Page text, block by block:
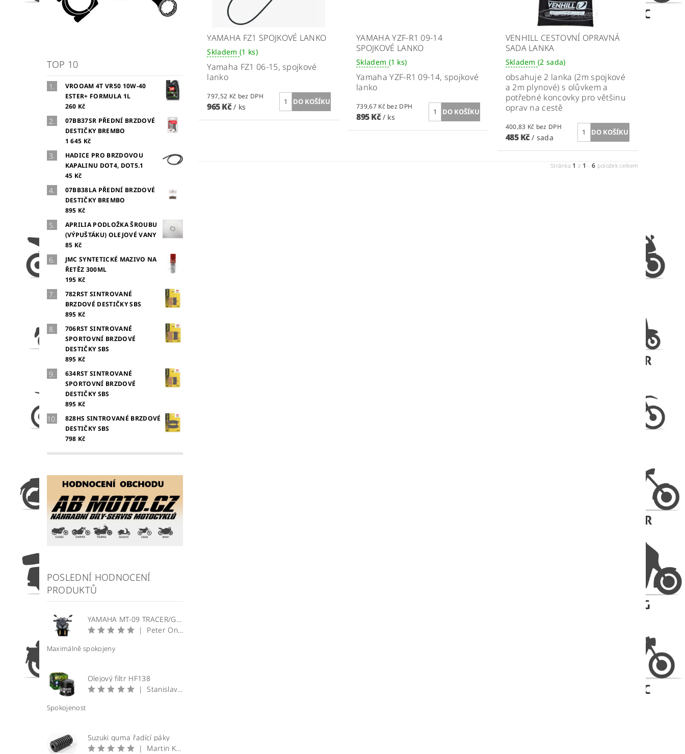
TOP 10
VROOAM 4T VR50 10W-40
ESTER+ FORMULA 1L
260 Kč
07BB37SR PŘEDNÍ BRZDOVÉ
DESTIČKY BREMBO
1 645 Kč
HADICE PRO BRZDOVOU
KAPALINU DOT4, DOT5.1
45 Kč
07BB38LA PŘEDNÍ BRZDOVÉ
DESTIČKY BREMBO
895 Kč
APRILIA PODLOŽKA ŠROUBU
(VÝPUŠTÁKU) OLEJOVÉ VANY
85 Kč
JMC SYNTETICKÉ MAZIVO NA
ŘETĚZ 300ML
195 Kč
782RST SINTROVANÉ
BRZDOVÉ DESTIČKY SBS
895 Kč
706RST SINTROVANÉ
SPORTOVNÍ BRZDOVÉ
DESTIČKY SBS
895 Kč
634RST SINTROVANÉ
SPORTOVNÍ BRZDOVÉ
DESTIČKY SBS
895 Kč
828HS SINTROVANÉ BRZDOVÉ
DESTIČKY SBS
798 Kč
POSLEDNÍ HODNOCENÍ
PRODUKTŮ
YAMAHA MT-09 TRACER/GT plexi štít WRS Sport
|
Peter Onuščák
Maximálně spokojeny
Olejový filtr HF138
|
Stanislav Prečan
Spokojenost
Suzuki guma řadící páky
|
Martin Krátký
YAMAHA FZ1 SPOJKOVÉ LANKO
Skladem (1 ks)
Yamaha FZ1 06-15, spojkové
lanko
797,52 Kč bez DPH
965 Kč/ ks
YAMAHA YZF-R1 09-14
SPOJKOVÉ LANKO
Skladem (1 ks)
Yamaha YZF-R1 09-14, spojkové
lanko
739,67 Kč bez DPH
895 Kč / ks
VENHILL CESTOVNÍ OPRAVNÁ
SADA LANKA
Skladem(2 sada)
obsahuje 2 lanka (2m spojkové
a 2m plynové) s olůvkem a
potřebné koncovky pro většinu
oprav na cestě
400,83 Kč bez DPH
485 Kč/ sada
Stránka 1 z 1 -6 položek celkem